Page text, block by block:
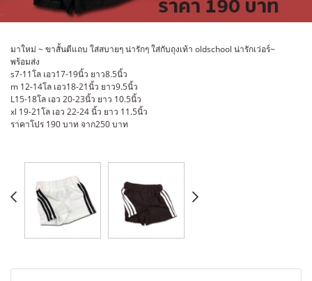
มาใหม่ ~ ขาสั้นตีแถบ ใส่สบายๆ น่ารักๆ ใส่กับถุงเท้า oldschool น่ารักเว่อร์~
พร้อมส่ง
s7-11โล เอว17-19นิ้ว ยาว8.5นิ้ว
m 12-14โล เอว18-21นิ้ว ยาว9.5นิ้ว
L15-18โล เอว 20-23นิ้ว ยาว 10.5นิ้ว
xl 19-21โล เอว 22-24 นิ้ว ยาว 11.5นิ้ว
ราคาโปร 190 บาท จาก250 บาท